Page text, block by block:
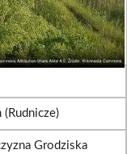
(Rudnicze)
Grodziska